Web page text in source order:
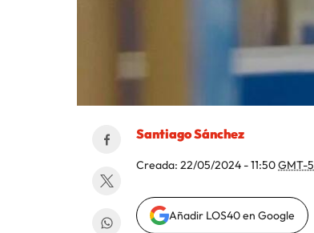
Santiago Sánchez
Creada: 22/05/2024 - 11:50GMT-5
Añadir LOS40 en Google